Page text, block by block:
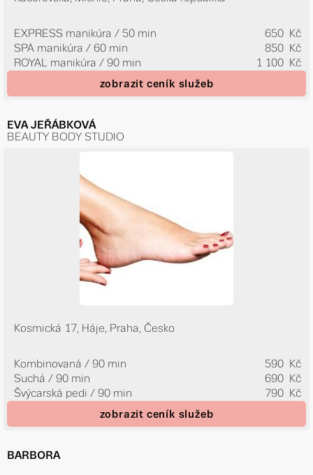
EXPRESS manikúra / 50 min
650 Kč
SPA manikúra / 60 min
850 Kč
ROYAL manikúra / 90 min
1 100 Kč
zobrazit ceník služeb
EVA JEŘÁBKOVÁ
BEAUTY BODY STUDIO
Kosmická 17, Háje, Praha, Česko
Kombinovaná / 90 min
590 Kč
Suchá / 90 min
690 Kč
Švýcarská pedi / 90 min
790 Kč
zobrazit ceník služeb
BARBORA